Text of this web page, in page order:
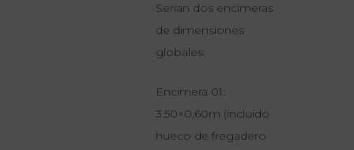
Serian dos encimeras
de dimensiones
globales:
Encimera 01:
3.50×0.60m (incluido
hueco de fregadero